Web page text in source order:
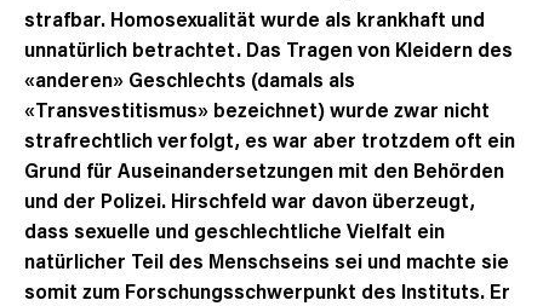
strafbar. Homosexualität wurde als krankhaft und
unnatürlich betrachtet. Das Tragen von Kleidern des
«anderen» Geschlechts (damals als
«Transvestitismus» bezeichnet) wurde zwar nicht
strafrechtlich verfolgt, es war aber trotzdem oft ein
Grund für Auseinandersetzungen mit den Behörden
und der Polizei. Hirschfeld war davon überzeugt,
dass sexuelle und geschlechtliche Vielfalt ein
natürlicher Teil des Menschseins sei und machte sie
somit zum Forschungsschwerpunkt des Instituts. Er